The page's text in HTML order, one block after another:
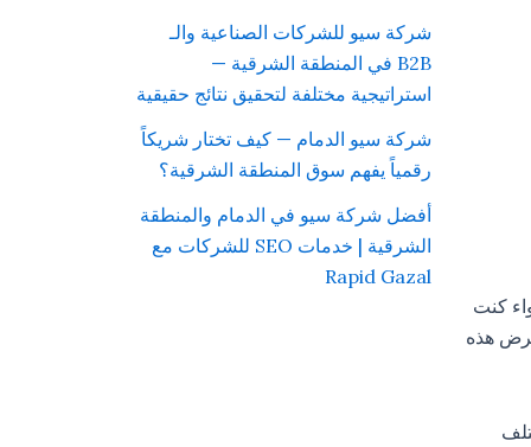
سواء كنت
هذه
شركة سيو للشركات الصناعية والـ
B2B في المنطقة الشرقية —
استراتيجية مختلفة لتحقيق نتائج حقيقية
شركة سيو الدمام — كيف تختار شريكاً
رقمياً يفهم سوق المنطقة الشرقية؟
أفضل شركة سيو في الدمام والمنطقة
الشرقية | خدمات SEO للشركات مع
Rapid Gazal